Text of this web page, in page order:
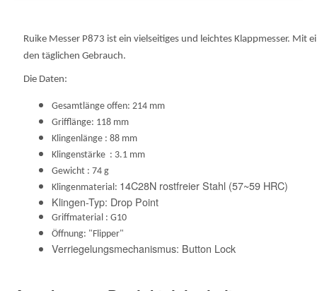
Ruike Messer P873 ist ein vielseitiges und leichtes Klappmesser.
den täglichen Gebrauch.
Die Daten:
Gesamtlänge offen: 214 mm
Grifflänge: 118 mm
Klingenlänge : 88 mm
Klingenstärke : 3.1 mm
Gewicht : 74 g
Klingenmaterial: 14C28N rostfreier Stahl (57~59 HRC)
Klingen-Typ: Drop Point
Griffmaterial : G10
Öffnung: "Flipper"
Verriegelungsmechanismus: Button Lock